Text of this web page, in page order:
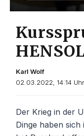
Karl Wolf
02.03.2022, 14:14 Uhr
Der Krieg in der
Dinge haben sich